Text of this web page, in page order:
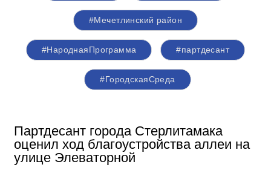
#Мечетлинский район
#НароднаяПрограмма #партдесант
#ГородскаяСреда
Партдесант города Стерлитамака
оценил ход благоустройства аллеи на
улице Элеваторной